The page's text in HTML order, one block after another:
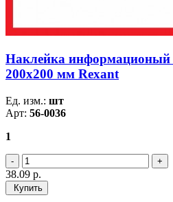
Наклейка информационый
200x200 мм Rexant
Ед. изм.: шт
Арт: 56-0036
1
38.09 р.
Купить